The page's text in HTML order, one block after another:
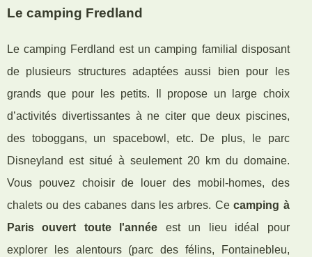
Le camping Fredland
Le camping Ferdland est un camping familial disposant
de plusieurs structures adaptées aussi bien pour les
grands que pour les petits. Il propose un large choix
d’activités divertissantes à ne citer que deux piscines,
des toboggans, un spacebowl, etc. De plus, le parc
Disneyland est situé à seulement 20 km du domaine.
Vous pouvez choisir de louer des mobil-homes, des
chalets ou des cabanes dans les arbres. Cecamping à
Paris ouvert toute l'année est un lieu idéal pour
explorer les alentours (parc des félins, Fontainebleu,